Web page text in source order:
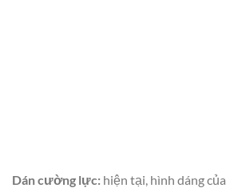
Dán cường lực: hiện tại, hình dáng